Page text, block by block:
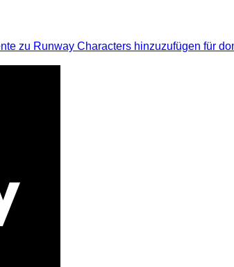
zu Runway Characters hinzuzufügen für